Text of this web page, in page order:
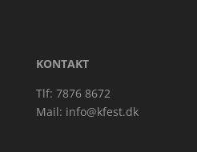
KONTAKT
Tlf: 7876 8672
Mail: info@kfest.dk